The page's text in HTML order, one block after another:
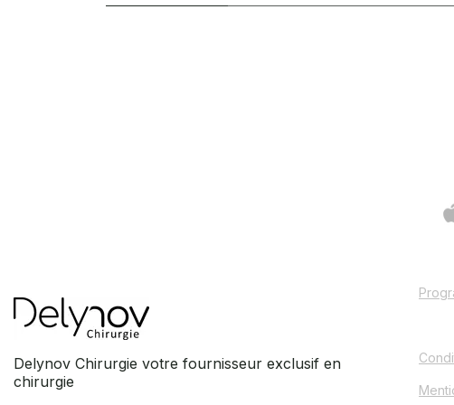
Delynov Chirurgie votre fournisseur exclusif en
chirurgie